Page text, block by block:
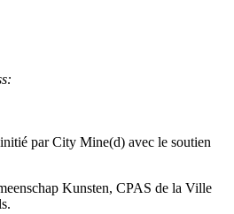
par City Mine(d) avec le soutien
Kunsten, CPAS de la Ville